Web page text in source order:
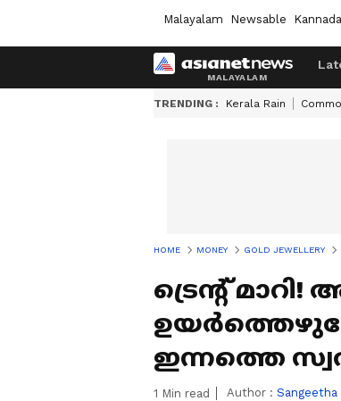
Malayalam Newsable Kannada
TRENDING : Kerala Rain
HOME MONEY GOLD JEWELLERY
ട്രെന്റ്
ഇന്നത്തെ
1 Min read Author : Sangeetha